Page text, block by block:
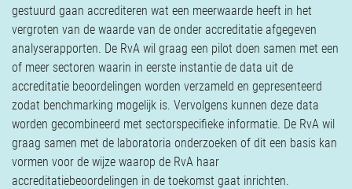
gestuurd gaan accrediteren wat een meerwaarde heeft in het
vergroten van de waarde van de onder accreditatie afgegeven
analyserapporten. De RvA wil graag een pilot doen samen met een
of meer sectoren waarin in eerste instantie de data uit de
accreditatie beoordelingen worden verzameld en gepresenteerd
zodat benchmarking mogelijk is. Vervolgens kunnen deze data
worden gecombineerd met sectorspecifieke informatie. De RvA wil
graag samen met de laboratoria onderzoeken of dit een basis kan
vormen voor de wijze waarop de RvA haar
accreditatiebeoordelingen in de toekomst gaat inrichten.